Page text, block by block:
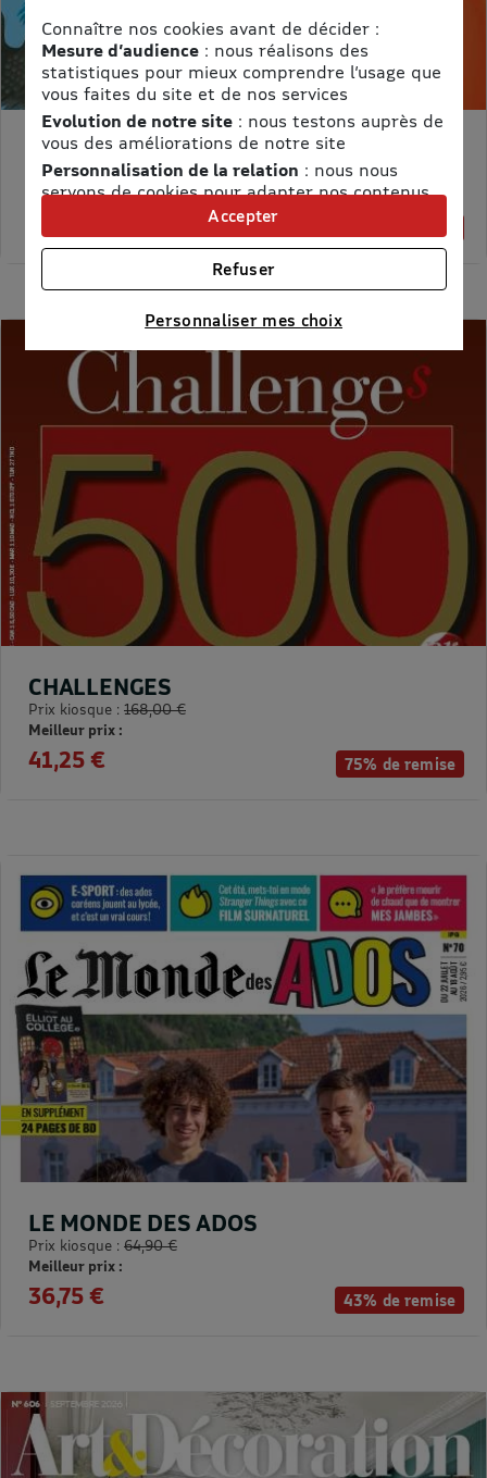
MON PETIT SCIENCE ET VIE AVEC NANO
Prix kiosque :71,40 €
Meilleur prix :
75% de remise
CHALLENGES
Prix kiosque : 168,00 €
Meilleur prix :
41,25 €
43% de remise
LE MONDE DES ADOS
Prix kiosque : 64,90 €
Meilleur prix :
36,75 €
Connaître nos cookies avant de décider :
Mesure d’audience: nous réalisons des
statistiques pour mieux comprendre l’usage que
vous faites du site et de nos services
Evolution de notre site: nous testons auprès de
vous des améliorations de notre site
Personnalisation de la relation : nous nous
servons de cookies pour adapter nos contenus
et personnaliser nos offres
Univers publicitaire: nous utilisons avec nos
partenaires des cookies pour afficher des
publicités personnalisées
Connaître notre politique cookies et la liste de nos
Personnaliser mes choix
Refuser
Accepter